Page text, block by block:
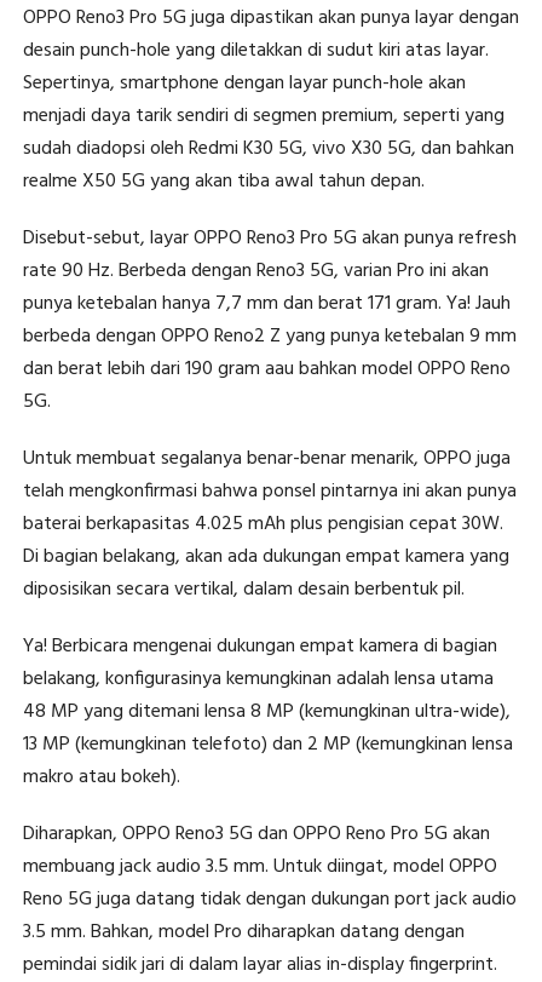
OPPO Reno3 Pro 5G juga dipastikan akan punya layar dengan
desain punch-hole yang diletakkan di sudut kiri atas layar.
Sepertinya, smartphone dengan layar punch-hole akan
menjadi daya tarik sendiri di segmen premium, seperti yang
sudah diadopsi oleh Redmi K30 5G, vivo X30 5G, dan bahkan
realme X50 5G yang akan tiba awal tahun depan.
Disebut-sebut, layar OPPO Reno3 Pro 5G akan punya refresh
rate 90 Hz. Berbeda dengan Reno3 5G, varian Pro ini akan
punya ketebalan hanya 7,7 mm dan berat 171 gram. Ya! Jauh
berbeda dengan OPPO Reno2 Z yang punya ketebalan 9 mm
dan berat lebih dari 190 gram aau bahkan model OPPO Reno
5G.
Untuk membuat segalanya benar-benar menarik, OPPO juga
telah mengkonfirmasi bahwa ponsel pintarnya ini akan punya
baterai berkapasitas 4.025 mAh plus pengisian cepat 30W.
Di bagian belakang, akan ada dukungan empat kamera yang
diposisikan secara vertikal, dalam desain berbentuk pil.
Ya! Berbicara mengenai dukungan empat kamera di bagian
belakang, konfigurasinya kemungkinan adalah lensa utama
48 MP yang ditemani lensa 8 MP (kemungkinan ultra-wide),
13 MP (kemungkinan telefoto) dan 2 MP (kemungkinan lensa
makro atau bokeh).
Diharapkan, OPPO Reno3 5G dan OPPO Reno Pro 5G akan
membuang jack audio 3.5 mm. Untuk diingat, model OPPO
Reno 5G juga datang tidak dengan dukungan port jack audio
3.5 mm. Bahkan, model Pro diharapkan datang dengan
pemindai sidik jari di dalam layar alias in-display fingerprint.